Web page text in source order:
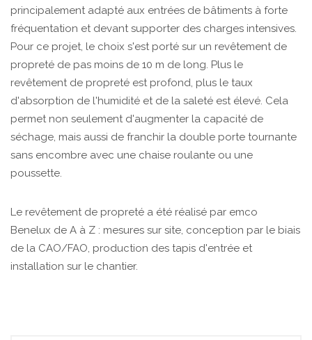
principalement adapté aux entrées de bâtiments à forte
fréquentation et devant supporter des charges intensives.
Pour ce projet, le choix s'est porté sur un revêtement de
propreté de pas moins de 10 m de long. Plus le
revêtement de propreté est profond, plus le taux
d'absorption de l'humidité et de la saleté est élevé. Cela
permet non seulement d'augmenter la capacité de
séchage, mais aussi de franchir la double porte tournante
sans encombre avec une chaise roulante ou une
poussette.
Le revêtement de propreté a été réalisé par emco
Benelux de A à Z : mesures sur site, conception par le biais
de la CAO/FAO, production des tapis d'entrée et
installation sur le chantier.